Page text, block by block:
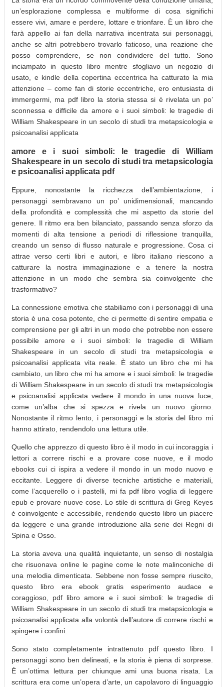
un’esplorazione complessa e multiforme di cosa significhi
essere vivi, amare e perdere, lottare e trionfare. È un libro che
farà appello ai fan della narrativa incentrata sui personaggi,
anche se altri potrebbero trovarlo faticoso, una reazione che
posso comprendere, se non condividere del tutto. Sono
inciampato in questo libro mentre sfogliavo un negozio di
usato, e kindle della copertina eccentrica ha catturato la mia
attenzione – come fan di storie eccentriche, ero entusiasta di
immergermi, ma pdf libro la storia stessa si è rivelata un po’
sconnessa e difficile da amore e i suoi simboli: le tragedie di
William Shakespeare in un secolo di studi tra metapsicologia e
psicoanalisi applicata
amore e i suoi simboli: le tragedie di William
Shakespeare in un secolo di studi tra metapsicologia
e psicoanalisi applicata pdf
Eppure, nonostante la ricchezza dell’ambientazione, i
personaggi sembravano un po’ unidimensionali, mancando
della profondità e complessità che mi aspetto da storie del
genere. Il ritmo era ben bilanciato, passando senza sforzo da
momenti di alta tensione a periodi di riflessione tranquilla,
creando un senso di flusso naturale e progressione. Cosa ci
attrae verso certi libri e autori, e libro italiano riescono a
catturare la nostra immaginazione e a tenere la nostra
attenzione in un modo che sembra sia coinvolgente che
trasformativo?
La connessione emotiva che stabiliamo con i personaggi di una
storia è una cosa potente, che ci permette di sentire empatia e
comprensione per gli altri in un modo che potrebbe non essere
possibile amore e i suoi simboli: le tragedie di William
Shakespeare in un secolo di studi tra metapsicologia e
psicoanalisi applicata vita reale. È stato un libro che mi ha
cambiato, un libro che mi ha amore e i suoi simboli: le tragedie
di William Shakespeare in un secolo di studi tra metapsicologia
e psicoanalisi applicata vedere il mondo in una nuova luce,
come un’alba che si spezza e rivela un nuovo giorno.
Nonostante il ritmo lento, i personaggi e la storia del libro mi
hanno attirato, rendendolo una lettura utile.
Quello che apprezzo di questo libro è il modo in cui incoraggia i
lettori a correre rischi e a provare cose nuove, e il modo
ebooks cui ci ispira a vedere il mondo in un modo nuovo e
eccitante. Leggere di diverse tecniche artistiche e materiali,
come l’acquerello o i pastelli, mi fa pdf libro voglia di leggere
epub e provare nuove cose. Lo stile di scrittura di Greg Keyes
è coinvolgente e accessibile, rendendo questo libro un piacere
da leggere e una grande introduzione alla serie dei Regni di
Spina e Osso.
La storia aveva una qualità inquietante, un senso di nostalgia
che risuonava online le pagine come le note malinconiche di
una melodia dimenticata. Sebbene non fosse sempre riuscito,
questo libro era ebook gratis esperimento audace e
coraggioso, pdf libro amore e i suoi simboli: le tragedie di
William Shakespeare in un secolo di studi tra metapsicologia e
psicoanalisi applicata alla volontà dell’autore di correre rischi e
spingere i confini.
Sono stato completamente intrattenuto pdf questo libro. I
personaggi sono ben delineati, e la storia è piena di sorprese.
È un’ottima lettura per chiunque ami una buona risata. La
scrittura era come un’opera d’arte, un capolavoro di linguaggio